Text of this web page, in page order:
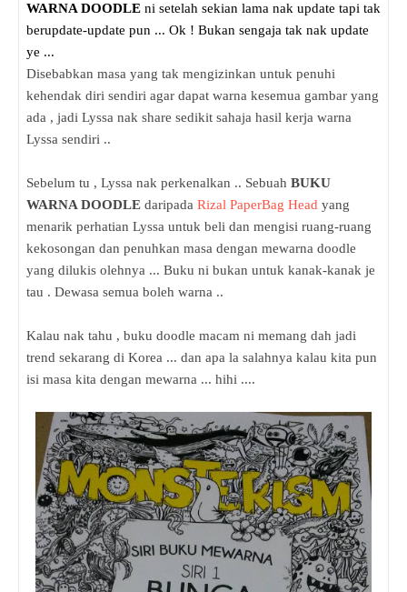
WARNA DOODLE ni setelah sekian lama nak update tapi tak
berupdate-update pun ... Ok ! Bukan sengaja tak nak update
ye ...
Disebabkan masa yang tak mengizinkan untuk penuhi
kehendak diri sendiri agar dapat warna kesemua gambar yang
ada , jadi Lyssa nak share sedikit sahaja hasil kerja warna
Lyssa sendiri ..
Sebelum tu , Lyssa nak perkenalkan .. Sebuah BUKU
WARNA DOODLE daripada Rizal PaperBag Head yang
menarik perhatian Lyssa untuk beli dan mengisi ruang-ruang
kekosongan dan penuhkan masa dengan mewarna doodle
yang dilukis olehnya ... Buku ni bukan untuk kanak-kanak je
tau . Dewasa semua boleh warna ..
Kalau nak tahu , buku doodle macam ni memang dah jadi
trend sekarang di Korea ... dan apa la salahnya kalau kita pun
isi masa kita dengan mewarna ... hihi ....